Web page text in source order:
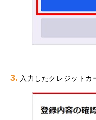
3. 入力したクレジットカ